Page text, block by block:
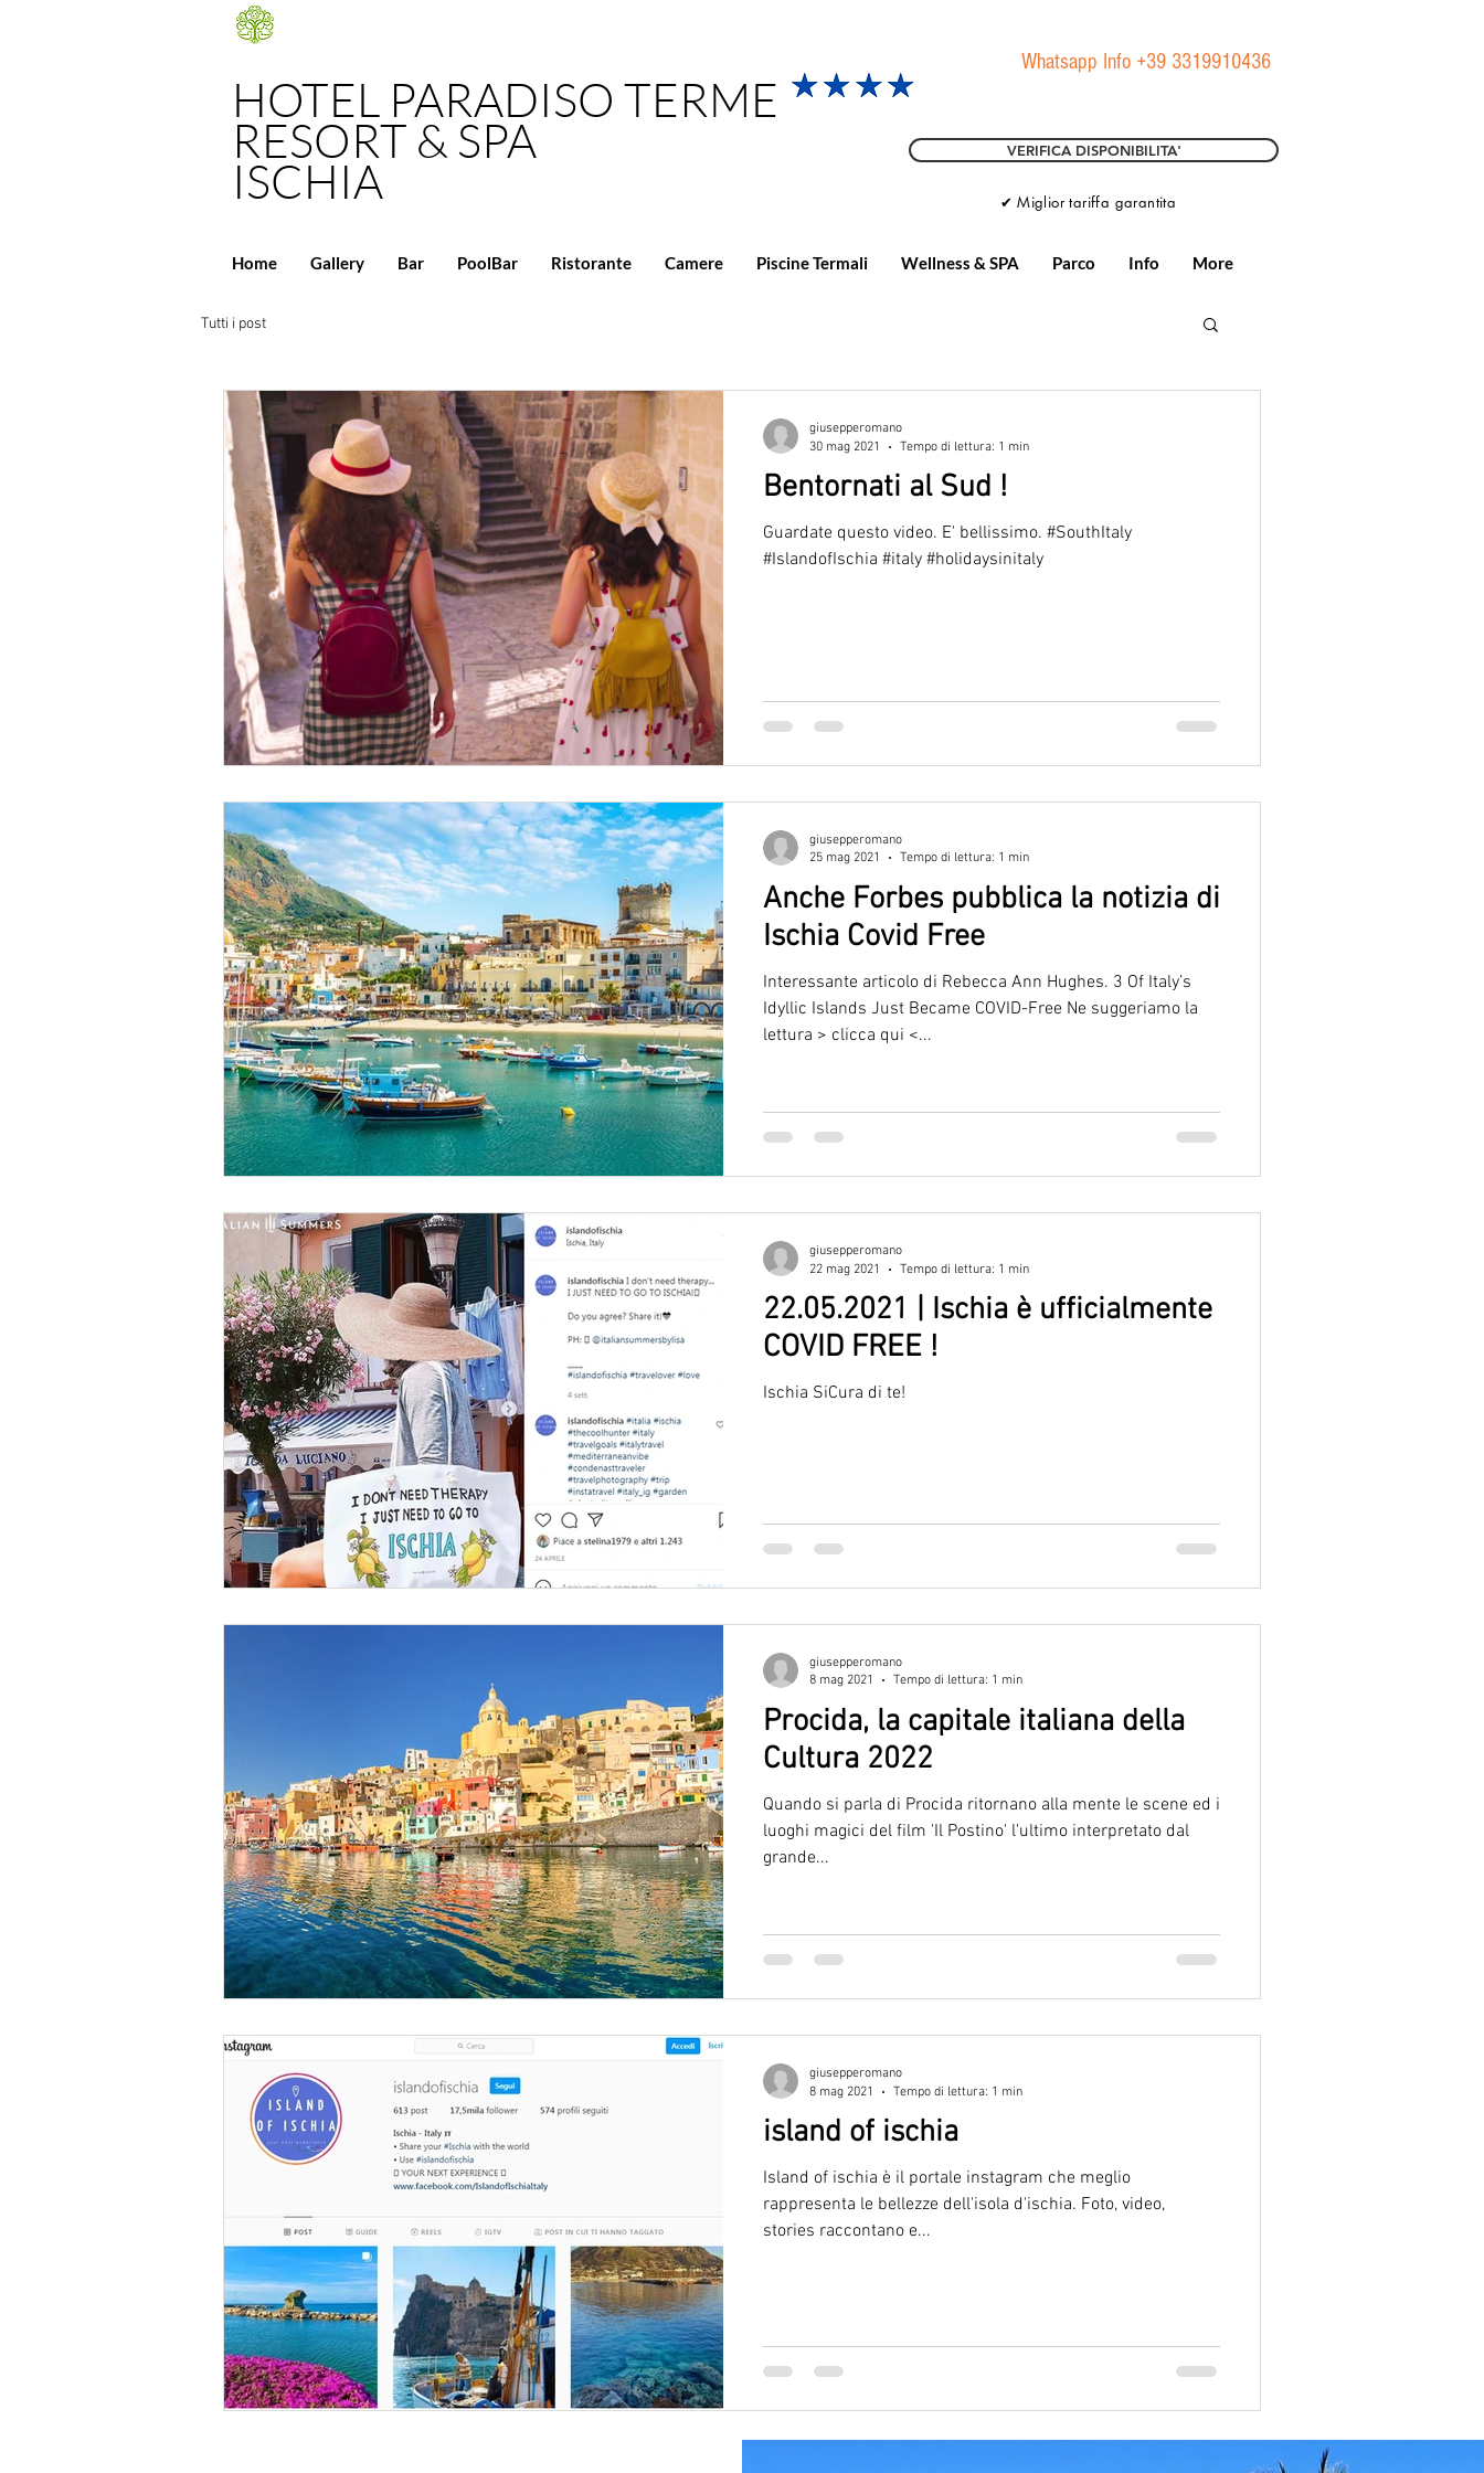
HOTEL PARADISO TERME
RESORT & SPA
ISCHIA
Whatsapp Info +39 3319910436
VERIFICA DISPONIBILITA'
✔ Miglior tariffa garantita
Home Gallery Bar PoolBar Ristorante Camere Piscine Termali Wellness & SPA Parco Info More
Tutti i post
Bentornati al Sud !
Guardate questo video. E' bellissimo. #SouthItaly
#IslandofIschia #italy #holidaysinitaly
giusepperomano
30 mag 2021
Tempo di lettura: 1 min
Anche Forbes pubblica la notizia di
Ischia Covid Free
Interessante articolo di Rebecca Ann Hughes. 3 Of Italy’s
Idyllic Islands Just Became COVID-Free Ne suggeriamo la
lettura > clicca qui <...
giusepperomano
25 mag 2021
Tempo di lettura: 1 min
22.05.2021 | Ischia è ufficialmente
COVID FREE !
Ischia SiCura di te!
giusepperomano
22 mag 2021
Tempo di lettura: 1 min
Procida, la capitale italiana della
Cultura 2022
Quando si parla di Procida ritornano alla mente le scene ed i
luoghi magici del film 'Il Postino' l'ultimo interpretato dal
grande...
giusepperomano
8 mag 2021
Tempo di lettura: 1 min
island of ischia
Island of ischia è il portale instagram che meglio
rappresenta le bellezze dell'isola d'ischia. Foto, video,
stories raccontano e...
giusepperomano
8 mag 2021
Tempo di lettura: 1 min